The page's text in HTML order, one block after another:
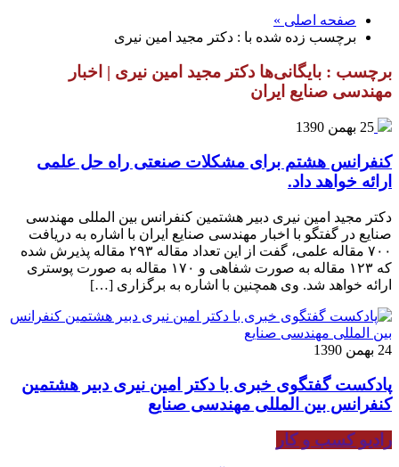
صفحه اصلی »
برچسب زده شده با : دکتر مجید امین نیری
برچسب : بایگانی‌ها دکتر مجید امین نیری | اخبار
مهندسی صنایع ایران
25 بهمن 1390
کنفرانس هشتم برای مشکلات صنعتی راه حل علمی
ارائه خواهد داد.
دکتر مجید امین نیری دبیر هشتمین کنفرانس بین المللی مهندسی
صنایع در گفتگو با اخبار مهندسی صنایع ایران با اشاره به دریافت
۷۰۰ مقاله علمی، گفت از این تعداد مقاله ۲۹۳ مقاله پذیرش شده
که ۱۲۳ مقاله به صورت شفاهی و ۱۷۰ مقاله به صورت پوستری
ارائه خواهد شد. وی همچنین با اشاره به برگزاری […]
24 بهمن 1390
پادکست گفتگوی خبری با دکتر امین نیری دبیر هشتمین
کنفرانس بین المللی مهندسی صنایع
رادیو کسب و کار